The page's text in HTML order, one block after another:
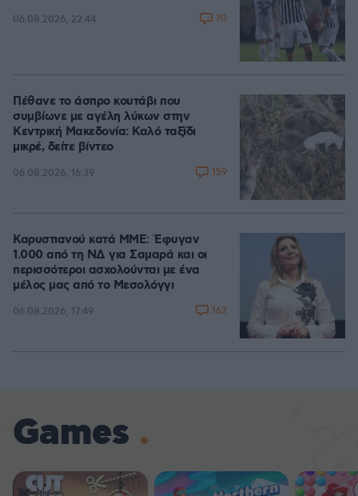
06.08.2026, 22:44 70
Πέθανε το άσπρο κουτάβι που
συμβίωνε με αγέλη λύκων στην
Κεντρική Μακεδονία: Καλό ταξίδι
μικρέ, δείτε βίντεο
06.08.2026, 16:39 159
Καρυστιανού κατά ΜΜΕ: Έφυγαν
1.000 από τη ΝΔ για Σαμαρά και οι
περισσότεροι ασχολούνται με ένα
μέλος μας από το Μεσολόγγι
06.08.2026, 17:49 162
Games